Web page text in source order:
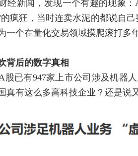
新闻，发现一个有趣的现象：
疯狂，当时连卖水泥的都说自
一个在量化交易领域摸爬滚打多
背后的数字真相
有947家上市公司涉及机器人
有这么多高科技企业？还是说